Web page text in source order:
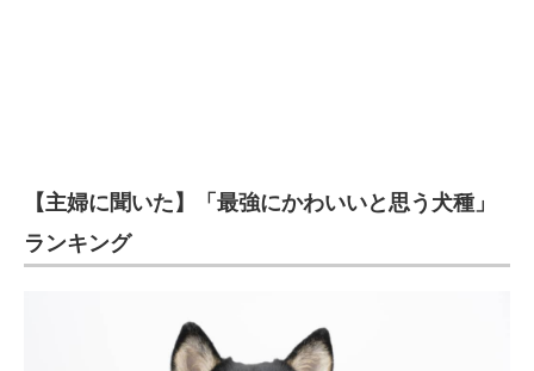
【主婦に聞いた】「最強にかわいいと思う犬種」
ランキング